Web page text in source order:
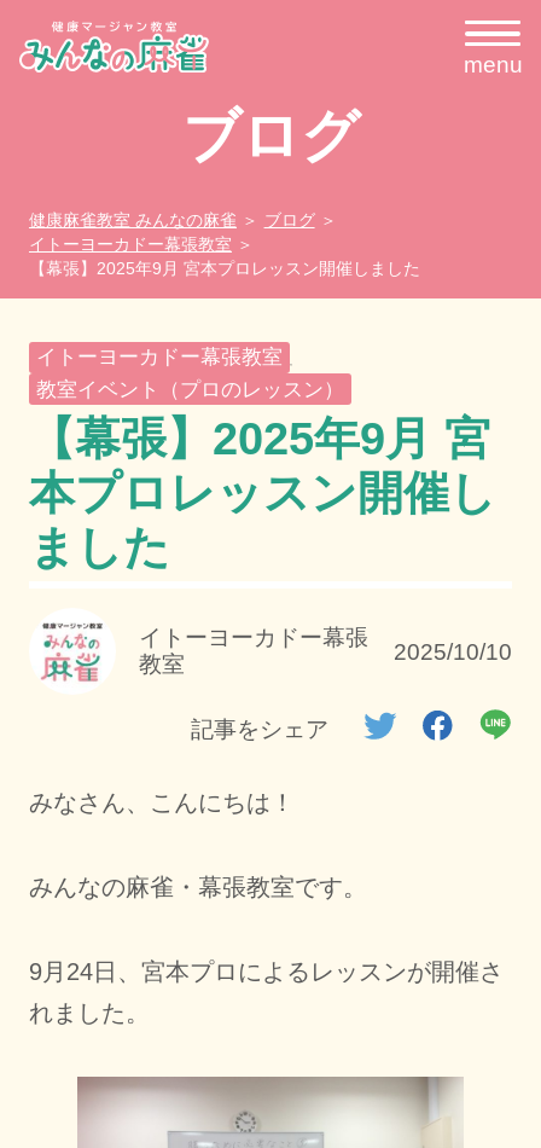
menu
ブログ
健康麻雀教室 みんなの麻雀
ブログ
イトーヨーカドー幕張教室
【幕張】2025年9月 宮本プロレッスン開催しました
イトーヨーカドー幕張教室
教室イベント（プロのレッスン）
【幕張】2025年9月 宮
本プロレッスン開催し
ました
2025/10/10
イトーヨーカドー幕張
教室
記事をシェア
みなさん、こんにちは！
みんなの麻雀・幕張教室です。
9月24日、宮本プロによるレッスンが開催さ
れました。